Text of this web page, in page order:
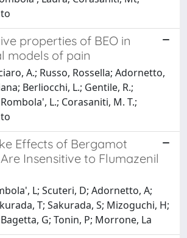
properties of BEO in
models of pain
A.; Russo, Rossella; Adornetto,
Berliocchi, L.; Gentile, R.;
L.; Corasaniti, M. T.;
Effects of Bergamot
Insensitive to Flumazenil
L; Scuteri, D; Adornetto, A;
T; Sakurada, S; Mizoguchi, H;
G; Tonin, P; Morrone, La